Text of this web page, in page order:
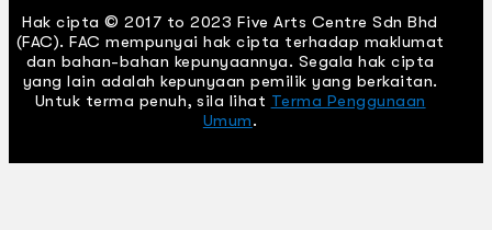
Hak cipta © 2017 to 2023 Five Arts Centre Sdn Bhd
(FAC). FAC mempunyai hak cipta terhadap maklumat
dan bahan-bahan kepunyaannya. Segala hak cipta
yang lain adalah kepunyaan pemilik yang berkaitan.
Untuk terma penuh, sila lihat Terma Penggunaan
Umum.